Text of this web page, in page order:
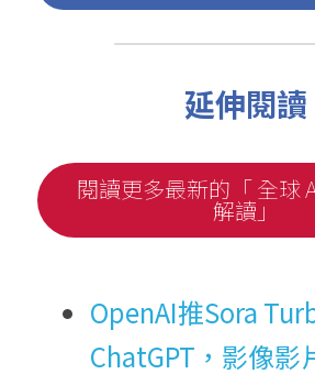
延伸閱讀
閱讀更多最新的「 全球
解讀」
OpenAI推Sora
ChatGPT，影像影